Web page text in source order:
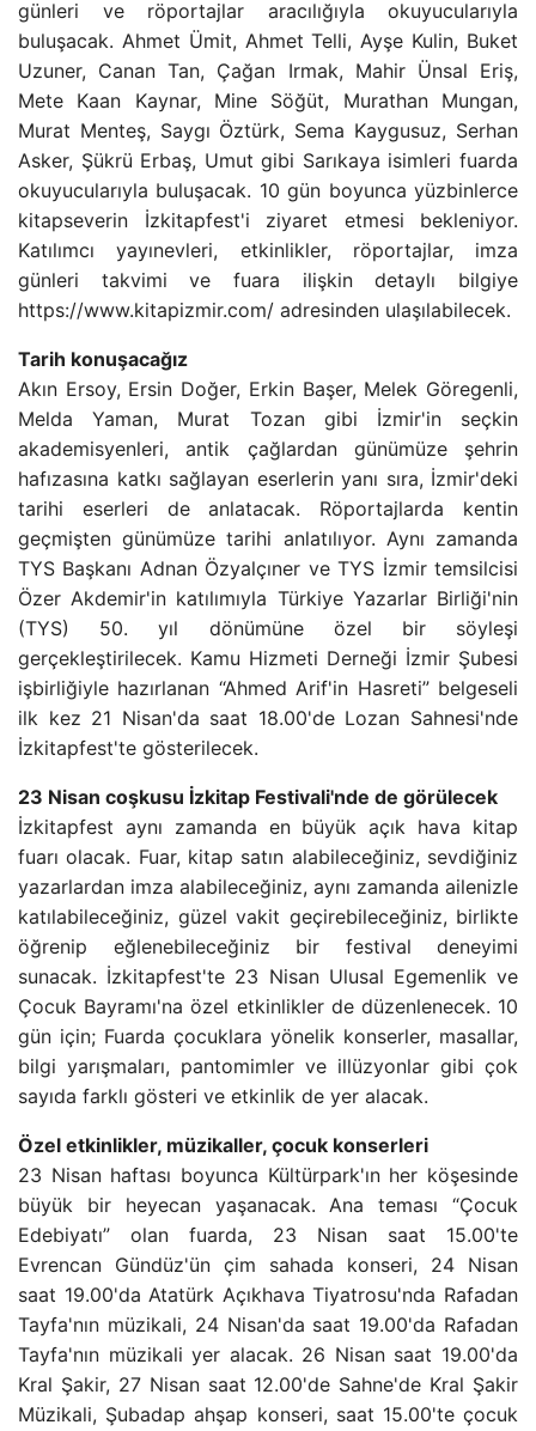
günleri ve röportajlar aracılığıyla okuyucularıyla
buluşacak. Ahmet Ümit, Ahmet Telli, Ayşe Kulin, Buket
Uzuner, Canan Tan, Çağan Irmak, Mahir Ünsal Eriş,
Mete Kaan Kaynar, Mine Söğüt, Murathan Mungan,
Murat Menteş, Saygı Öztürk, Sema Kaygusuz, Serhan
Asker, Şükrü Erbaş, Umut gibi Sarıkaya isimleri fuarda
okuyucularıyla buluşacak. 10 gün boyunca yüzbinlerce
kitapseverin İzkitapfest'i ziyaret etmesi bekleniyor.
Katılımcı yayınevleri, etkinlikler, röportajlar, imza
günleri takvimi ve fuara ilişkin detaylı bilgiye
https://www.kitapizmir.com/ adresinden ulaşılabilecek.
Tarih konuşacağız
Akın Ersoy, Ersin Doğer, Erkin Başer, Melek Göregenli,
Melda Yaman, Murat Tozan gibi İzmir'in seçkin
akademisyenleri, antik çağlardan günümüze şehrin
hafızasına katkı sağlayan eserlerin yanı sıra, İzmir'deki
tarihi eserleri de anlatacak. Röportajlarda kentin
geçmişten günümüze tarihi anlatılıyor. Aynı zamanda
TYS Başkanı Adnan Özyalçıner ve TYS İzmir temsilcisi
Özer Akdemir'in katılımıyla Türkiye Yazarlar Birliği'nin
(TYS) 50. yıl dönümüne özel bir söyleşi
gerçekleştirilecek. Kamu Hizmeti Derneği İzmir Şubesi
işbirliğiyle hazırlanan “Ahmed Arif'in Hasreti” belgeseli
ilk kez 21 Nisan'da saat 18.00'de Lozan Sahnesi'nde
İzkitapfest'te gösterilecek.
23 Nisan coşkusu İzkitap Festivali'nde de görülecek
İzkitapfest aynı zamanda en büyük açık hava kitap
fuarı olacak. Fuar, kitap satın alabileceğiniz, sevdiğiniz
yazarlardan imza alabileceğiniz, aynı zamanda ailenizle
katılabileceğiniz, güzel vakit geçirebileceğiniz, birlikte
öğrenip eğlenebileceğiniz bir festival deneyimi
sunacak. İzkitapfest'te 23 Nisan Ulusal Egemenlik ve
Çocuk Bayramı'na özel etkinlikler de düzenlenecek. 10
gün için; Fuarda çocuklara yönelik konserler, masallar,
bilgi yarışmaları, pantomimler ve illüzyonlar gibi çok
sayıda farklı gösteri ve etkinlik de yer alacak.
Özel etkinlikler, müzikaller, çocuk konserleri
23 Nisan haftası boyunca Kültürpark'ın her köşesinde
büyük bir heyecan yaşanacak. Ana teması “Çocuk
Edebiyatı” olan fuarda, 23 Nisan saat 15.00'te
Evrencan Gündüz'ün çim sahada konseri, 24 Nisan
saat 19.00'da Atatürk Açıkhava Tiyatrosu'nda Rafadan
Tayfa'nın müzikali, 24 Nisan'da saat 19.00'da Rafadan
Tayfa'nın müzikali yer alacak. 26 Nisan saat 19.00'da
Kral Şakir, 27 Nisan saat 12.00'de Sahne'de Kral Şakir
Müzikali, Şubadap ahşap konseri, saat 15.00'te çocuk